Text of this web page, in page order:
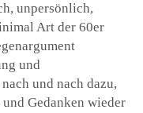
unpersönlich,
Art der 60er
und
und nach dazu,
Gedanken wieder